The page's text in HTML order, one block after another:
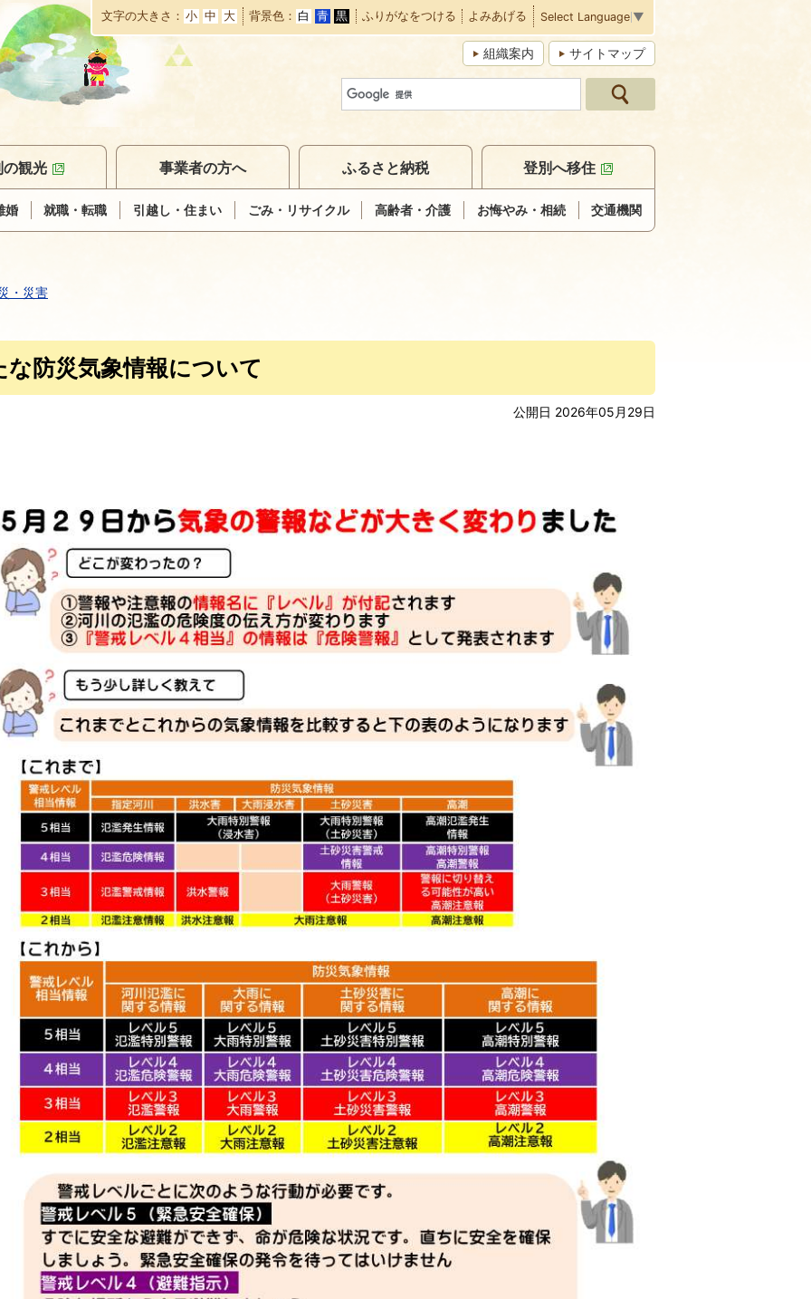
本
文
へ
移
動
文字の大きさ 小 中 大 背景色 白 青 黒 ふりがなをつける よみあげる Select Language ▼
組織案内 サイトマップ
婚 就職・転職 引越し・住まい ごみ・リサイクル 高齢者・介護 お悔やみ・相続 交通機関
の観光 事業者の方へ ふるさと納税 登別へ移住
・災害
な防災気象情報について
公開日 2026年05月29日